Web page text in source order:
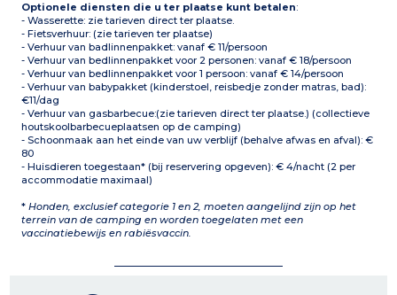
Optionele diensten die u ter plaatse kunt betalen:
- Wasserette: zie tarieven direct ter plaatse.
- Fietsverhuur: (zie tarieven ter plaatse)
- Verhuur van badlinnenpakket: vanaf € 11/persoon
- Verhuur van bedlinnenpakket voor 2 personen: vanaf € 18/persoon
- Verhuur van bedlinnenpakket voor 1 persoon: vanaf € 14/persoon
- Verhuur van babypakket (kinderstoel, reisbedje zonder matras, bad):
€11/dag
- Verhuur van gasbarbecue:(zie tarieven direct ter plaatse.) (collectieve
houtskoolbarbecueplaatsen op de camping)
- Schoonmaak aan het einde van uw verblijf (behalve afwas en afval): €
80
- Huisdieren toegestaan* (bij reservering opgeven): € 4/nacht (2 per
accommodatie maximaal)
*Honden, exclusief categorie 1 en 2, moeten aangelijnd zijn op het
terrein van de camping en worden toegelaten met een
vaccinatiebewijs en rabiësvaccin.